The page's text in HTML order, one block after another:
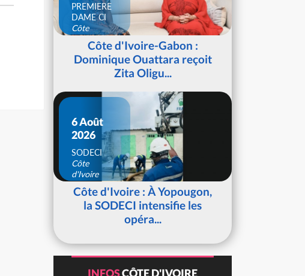
PREMIERE
DAME CI
Côte
d'IvoireCôte d'Ivoire-Gabon :
Dominique Ouattara reçoit
Zita Oligu...
6 Août
2026
SODECI
Côte
d'Ivoire
Côte d'Ivoire : À Yopougon,
la SODECI intensifie les
opéra...
INFOSCÔTE D'IVOIRE